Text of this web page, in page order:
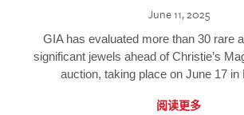
June 11, 2025
GIA has evaluated more than 30 rare
significant jewels ahead of Christie’s
auction, taking place on June 17 in
阅读更多